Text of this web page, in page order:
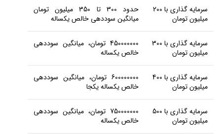
سرمایه گذاری با 200
میلیون تومان
حدود 300 تا 350 میلیون تومان
میانگین سوددهی خالص یکساله
سرمایه گذاری با 300
میلیون تومان
450000000 تومان، میانگین سوددهی
خالص یکساله
سرمایه گذاری با 400
میلیون تومان
600000000 تومان، میانگین سوددهی
خالص یکساله یکجا
سرمایه گذاری با 500
میلیون تومان
750000000 تومان، میانگین سوددهی
خالص یکساله